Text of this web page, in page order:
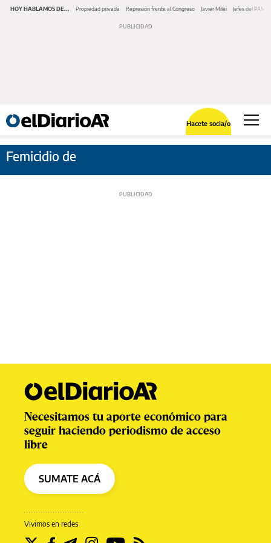
HOY HABLAMOS DE... Propiedad privada Represión frente al Congreso Javier Milei Jefes del PAMI
Hacete socia/o
Femicidio de
Vivimos en redes
Necesitamos tu aporte económico para
seguir haciendo periodismo de acceso
libre
SUMATE ACÁ